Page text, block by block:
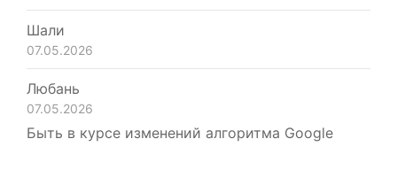
Шали
07.05.2026
Любань
07.05.2026
Быть в курсе изменений алгоритма Google